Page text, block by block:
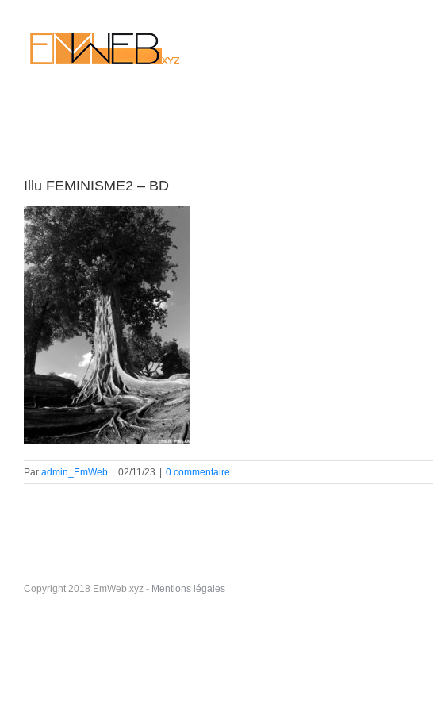
contenu
Illu FEMINISME2 – BD
Par admin_EmWeb 02/11/23 0 commentaire
Copyright 2018 EmWeb.xyz - Mentions légales